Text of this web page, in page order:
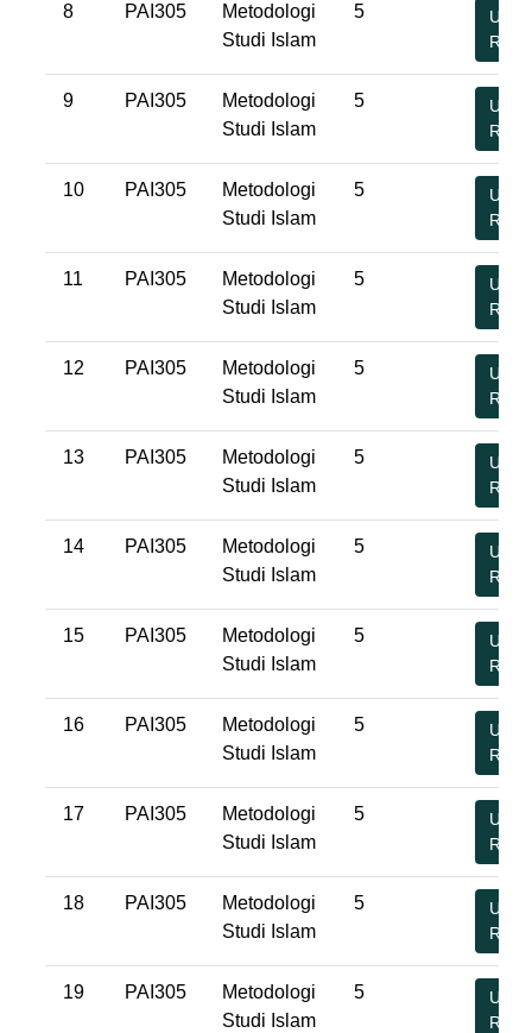
8 PAI305
Metodologi
Studi Islam
5
RPS
9 PAI305
Metodologi
Studi Islam
5
RPS
10 PAI305
Metodologi
Studi Islam
5
RPS
11 PAI305
Metodologi
Studi Islam
5
RPS
12 PAI305
Metodologi
Studi Islam
5
RPS
13 PAI305
Metodologi
Studi Islam
5
RPS
14 PAI305
Metodologi
Studi Islam
5
RPS
15 PAI305
Metodologi
Studi Islam
5
RPS
16 PAI305
Metodologi
Studi Islam
5
RPS
17 PAI305
Metodologi
Studi Islam
5
RPS
18 PAI305
Metodologi
Studi Islam
5
RPS
19 PAI305
Metodologi
Studi Islam
5
RPS